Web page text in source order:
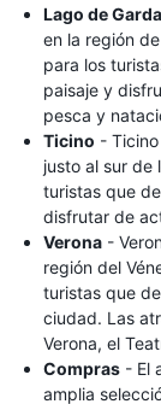
Lago de Garda
en la región
para los
paisaje y
pesca y
Ticino -
justo al sur de
turistas que
disfrutar de
Verona -
región del
turistas que
ciudad. Las
Verona, el
Compras - El
amplia